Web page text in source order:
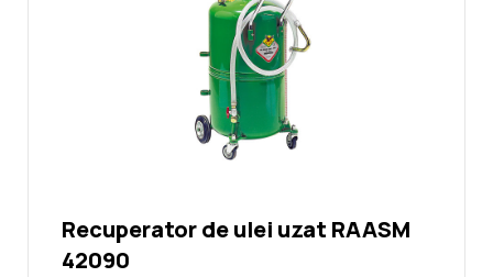
Recuperator de ulei uzat RAASM
42090